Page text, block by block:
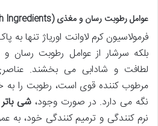
عوامل رطوبت رسان و مغذی (Nutrient-Rich Ingredients)
فرمولاسیون کرم لاوانت اوریاژ تنها
بلکه سرشار از عوامل رطوبت
لطافت و شادابی می بخشند.
مرطوب کننده قوی است، رطوبت را
نگه می دارد. در صورت وجود، شی
نرم کنندگی و ترمیم کنندگی خود، به